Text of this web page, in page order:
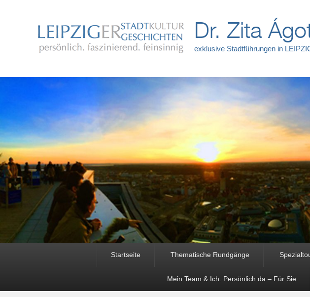
Dr. Zita
exklusive Stadtführungen in
Startseite Thematische Rundgänge
Mein Team & Ich: Persönlich da – Für Sie